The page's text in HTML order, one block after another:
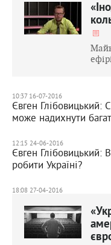
10:37 16-07-2016
Євген Глібовицький:
може надихнути
12:15 24-06-2016
Євген Глібовицький:
робити Україні?
18:08 27-04-2016